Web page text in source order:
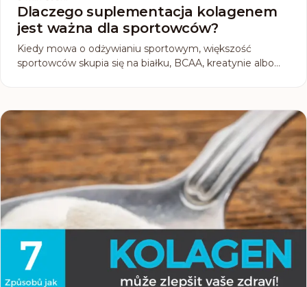
Dlaczego suplementacja kolagenem
jest ważna dla sportowców?
Kiedy mowa o odżywianiu sportowym, większość
sportowców skupia się na białku, BCAA, kreatynie albo
zdrowej skóry i włosów, lecz przede wszystkim wsparcia
mięśni, stawów i ścięgien, czyli tych części ciała, które
każdy sportowiec obciąża do maksimum.